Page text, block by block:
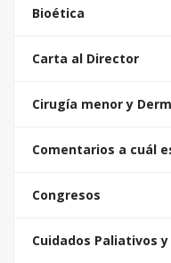
Bioética
Carta al Director
Cirugía menor y
Comentarios a cuál
Congresos
Cuidados Paliativos